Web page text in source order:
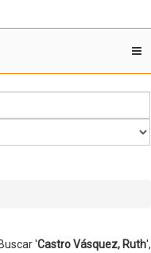
'Castro Vásquez, Ruth',